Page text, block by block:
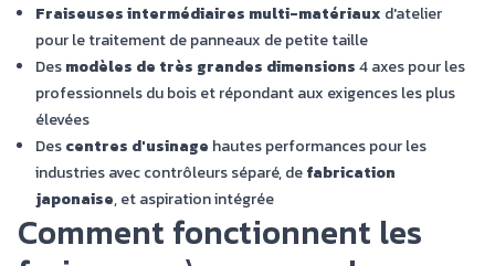
Fraiseuses intermédiaires multi-matériaux d'atelier
pour le traitement de panneaux de petite taille
Desmodèles de très grandes dimensions4 axes pour les
professionnels du bois et répondant aux exigences les plus
élevées
Descentres d'usinage hautes performances pour les
industries avec contrôleurs séparé, defabrication
japonaise, et aspiration intégrée
Comment fonctionnent les